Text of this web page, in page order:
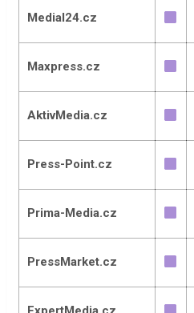
Medial24.cz
Maxpress.cz
AktivMedia.cz
Press-Point.cz
Prima-Media.cz
PressMarket.cz